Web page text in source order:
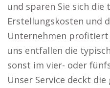
und sparen Sie sich die
Erstellungskosten und
Unternehmen
uns entfallen die
sonst im vier- oder
Unser Service deckt